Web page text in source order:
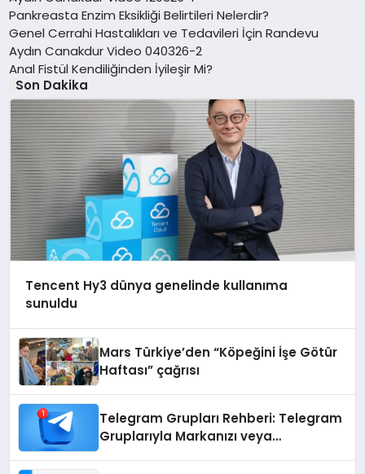
Pankreasta Enzim Eksikliği Belirtileri Nelerdir?
Genel Cerrahi Hastalıkları ve Tedavileri İçin Randevu
Aydın Canakdur Video 040326-2
Anal Fistül Kendiliğinden İyileşir Mi?
Son Dakika
Tencent Hy3 dünya genelinde kullanıma
sunuldu
Mars Türkiye’den “Köpeğini İşe Götür
Haftası” çağrısı
Telegram Grupları Rehberi: Telegram
Gruplarıyla Markanızı veya